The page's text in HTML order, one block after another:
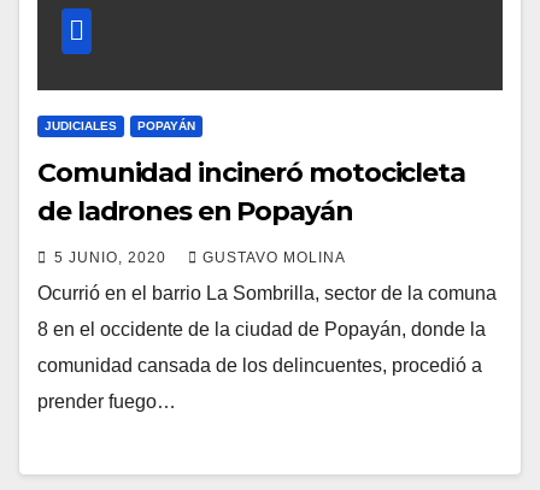
JUDICIALES POPAYÁN
Comunidad incineró motocicleta
de ladrones en Popayán
5 JUNIO, 2020 GUSTAVO MOLINA
Ocurrió en el barrio La Sombrilla, sector de la comuna
8 en el occidente de la ciudad de Popayán, donde la
comunidad cansada de los delincuentes, procedió a
prender fuego…